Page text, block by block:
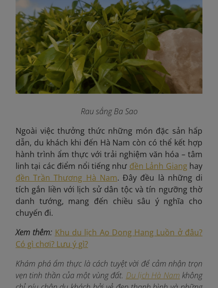
Rau sắng Ba Sao
Ngoài việc thưởng thức những món đặc sản hấp
dẫn, du khách khi đến Hà Nam còn có thể kết hợp
hành trình ẩm thực với trải nghiệm văn hóa – tâm
linh tại các điểm nổi tiếng như đền Lảnh Gianghay
đền Trần Thương Hà Nam. Đây đều là những di
tích gắn liền với lịch sử dân tộc và tín ngưỡng thờ
danh tướng, mang đến chiều sâu ý nghĩa cho
chuyến đi.
Xem thêm: Khu du lịch Ao Dong Hang Luồn ở đâu?
Có gì chơi? Lưu ý gì?
Khám phá ẩm thực là cách tuyệt vời để cảm nhận trọn
vẹn tinh thần của một vùng đất. Du lịch Hà Nam không